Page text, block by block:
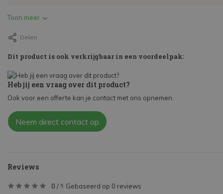
Toon meer
Delen
Dit product is ook verkrijgbaar in een voordeelpak:
Heb jij een vraag over dit product?
Ook voor een offerte kan je contact met ons opnemen.
Neem direct contact op
Reviews
0 / 5 Gebaseerd op 0 reviews